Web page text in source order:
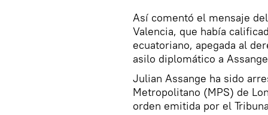
Así comentó el mensaje
Valencia, que había
ecuatoriano, apegada al
asilo diplomático a
​Julian Assange ha sido
Metropolitano (MPS) de
orden emitida por el